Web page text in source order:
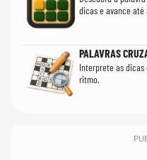
dicas e avance até
PALAVRAS
Interprete as
ritmo.